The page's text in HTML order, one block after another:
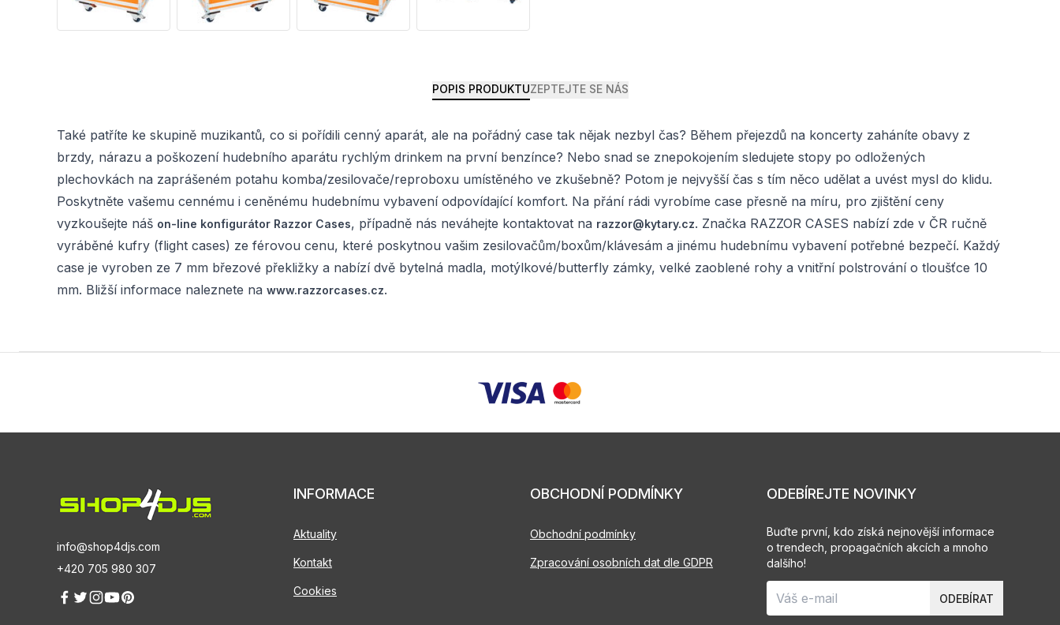
POPIS PRODUKTUZEPTEJTE SE NÁS
Také patříte ke skupině muzikantů, co si pořídili cenný aparát, ale na pořádný case tak nějak nezbyl čas? Během přejezdů na koncerty zaháníte obavy z
brzdy, nárazu a poškození hudebního aparátu rychlým drinkem na první benzínce? Nebo snad se znepokojením sledujete stopy po odložených
plechovkách na zaprášeném potahu komba/zesilovače/reproboxu umístěného ve zkušebně? Potom je nejvyšší čas s tím něco udělat a uvést mysl do klidu.
Poskytněte vašemu cennému i ceněnému hudebnímu vybavení odpovídající komfort. Na přání rádi vyrobíme case přesně na míru, pro zjištění ceny
vyzkoušejte náš on-line konfigurátor Razzor Cases, případně nás neváhejte kontaktovat na razzor@kytary.cz. Značka RAZZOR CASES nabízí zde v ČR ručně
vyráběné kufry (flight cases) ze férovou cenu, které poskytnou vašim zesilovačům/boxům/klávesám a jinému hudebnímu vybavení potřebné bezpečí. Každý
case je vyroben ze 7 mm březové překližky a nabízí dvě bytelná madla, motýlkové/butterfly zámky, velké zaoblené rohy a vnitřní polstrování o tloušťce 10
mm. Bližší informace naleznete na www.razzorcases.cz.
info@shop4djs.com
+420 705 980 307
INFORMACE
Aktuality
Kontakt
Cookies
OBCHODNÍ PODMÍNKY
Obchodní podmínky
Zpracování osobních dat dle GDPR
ODEBÍREJTE NOVINKY
Buďte první, kdo získá nejnovější informace
o trendech, propagačních akcích a mnoho
dalšího!
ODEBÍRAT